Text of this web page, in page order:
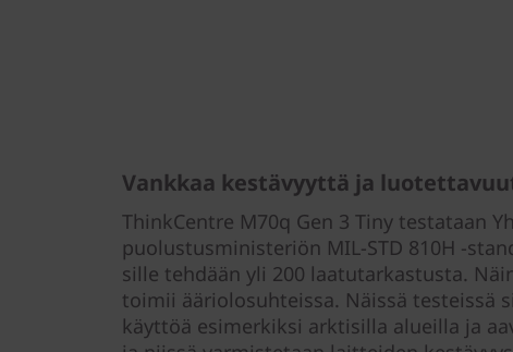
Vankkaa kestävyyttä ja
ThinkCentre M70q Gen 3 Tiny testataan
puolustusministeriön MIL-STD 810H -
sille tehdään yli 200 laatutarkastusta.
toimii ääriolosuhteissa. Näissä testeissä
käyttöä esimerkiksi arktisilla alueilla ja